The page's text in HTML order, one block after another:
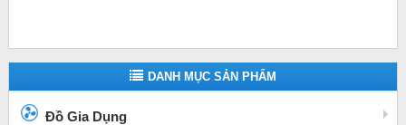
DANH MỤC SẢN PHẨM
Đồ Gia Dụng